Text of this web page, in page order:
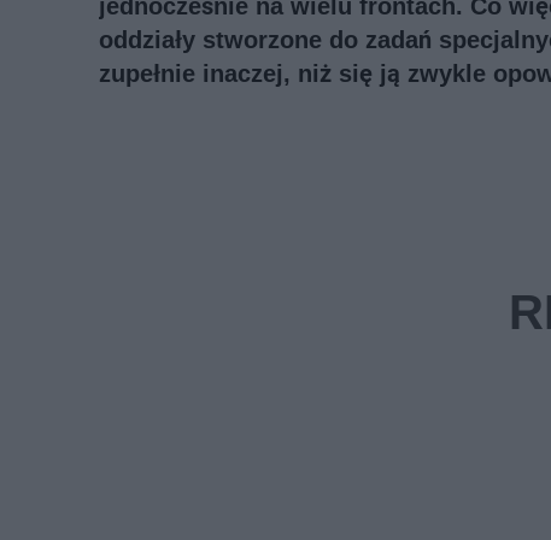
oddziały stworzone do zadań
zupełnie inaczej, niż się ją zwykle